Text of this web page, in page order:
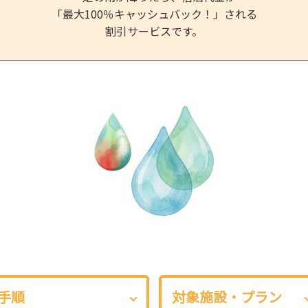
「最大100％キャッシュバック！」される
割引サービスです。
順 対象施設・プラン